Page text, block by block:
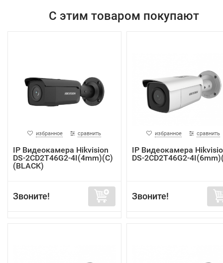
С этим товаром покупают
избранное сравнить
IP Видеокамера Hikvision
DS-2CD2T46G2-4I(4mm)(C)
(BLACK)
Звоните!
избранное сравнить
IP Видеокамера
DS-2CD2T46G2-
Звоните!